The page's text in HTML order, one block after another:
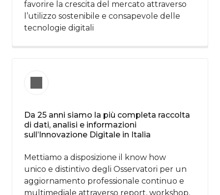
favorire la crescita del mercato attraverso
l’utilizzo sostenibile e consapevole delle
tecnologie digitali ​
Da 25 anni siamo la più completa raccolta
di dati, analisi e informazioni
sull’Innovazione Digitale in Italia​
Mettiamo a disposizione il know how​
unico e distintivo degli Osservatori per un
aggiornamento professionale continuo e
multimediale attraverso report, workshop,